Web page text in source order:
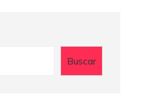
Buscar